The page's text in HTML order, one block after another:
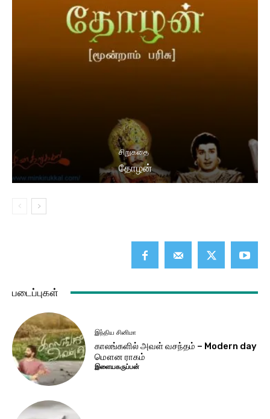
சிறுகதை
தோழன்
படைப்புகள்
இந்திய சினிமா
காலங்களில் அவள் வசந்தம் – Modern day
மௌன ராகம்
இளையகருப்பன்